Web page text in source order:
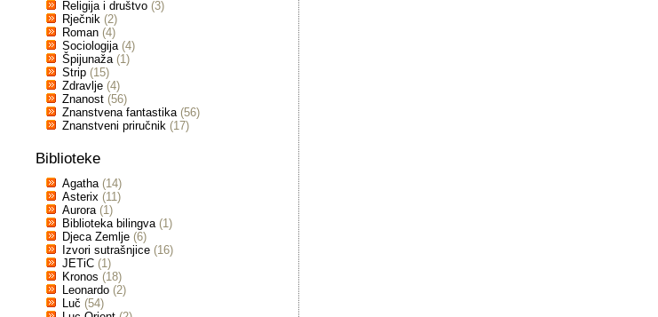
Religija i društvo (3)
Rječnik (2)
Roman (4)
Sociologija (4)
Špijunaža (1)
Strip (15)
Zdravlje (4)
Znanost (56)
Znanstvena fantastika (56)
Znanstveni priručnik (17)
Biblioteke
Agatha (14)
Asterix (11)
Aurora (1)
Biblioteka bilingva (1)
Djeca Zemlje (6)
Izvori sutrašnjice (16)
JETiC (1)
Kronos (18)
Leonardo (2)
Luč (54)